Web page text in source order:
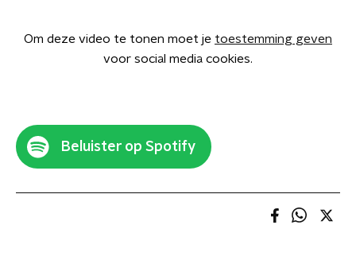
Om deze video te tonen moet je toestemming geven
voor social media cookies.
Beluister op Spotify